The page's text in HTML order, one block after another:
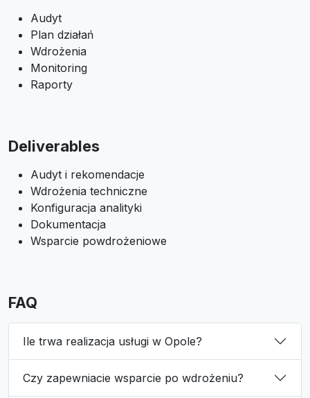
Audyt
Plan działań
Wdrożenia
Monitoring
Raporty
Deliverables
Audyt i rekomendacje
Wdrożenia techniczne
Konfiguracja analityki
Dokumentacja
Wsparcie powdrożeniowe
FAQ
Ile trwa realizacja usługi w Opole?
Czy zapewniacie wsparcie po wdrożeniu?